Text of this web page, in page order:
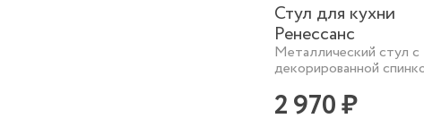
Стул для кухни
Ренессанс
Металлический стул с
декорированной
2 970 ₽